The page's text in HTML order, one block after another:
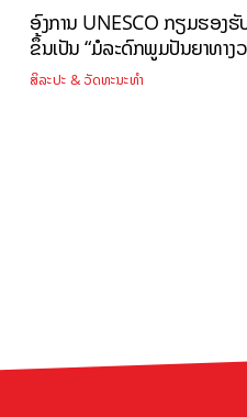
ອົງການ UNESCO ກຽມຮອງຮັ
ຂຶ້ນເປັນ “ມໍລະດົກພູມປັນຍາທາງ
ສິລະປະ & ວັດທະນະທຳ